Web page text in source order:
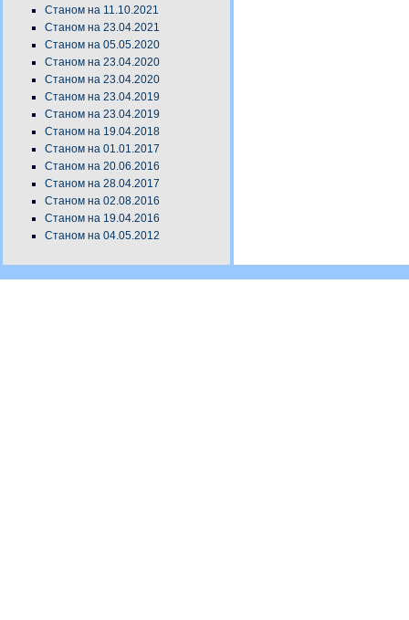
Станом на 11.10.2021
Станом на 23.04.2021
Станом на 05.05.2020
Станом на 23.04.2020
Станом на 23.04.2020
Станом на 23.04.2019
Станом на 23.04.2019
Станом на 19.04.2018
Станом на 01.01.2017
Станом на 20.06.2016
Станом на 28.04.2017
Станом на 02.08.2016
Станом на 19.04.2016
Станом на 04.05.2012